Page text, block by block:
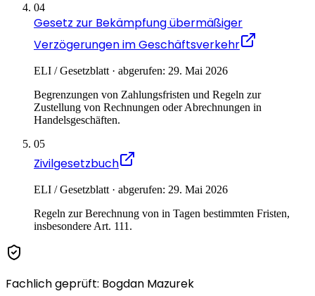
04
Gesetz zur Bekämpfung übermäßiger
Verzögerungen im Geschäftsverkehr
ELI / Gesetzblatt · abgerufen: 29. Mai 2026
Begrenzungen von Zahlungsfristen und Regeln zur
Zustellung von Rechnungen oder Abrechnungen in
Handelsgeschäften.
05
Zivilgesetzbuch
ELI / Gesetzblatt · abgerufen: 29. Mai 2026
Regeln zur Berechnung von in Tagen bestimmten Fristen,
insbesondere Art. 111.
Fachlich geprüft: Bogdan Mazurek